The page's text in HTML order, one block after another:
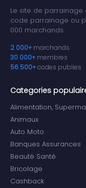
Le site de parrainage
code parrainage ou
000 marchands.
2 000+ marchands
30 000+ membres
56 500+codes publies
Categories
Alimentation,
Animaux
Auto Moto
Banques Assurances
Beauté Santé
Bricolage
Cashback